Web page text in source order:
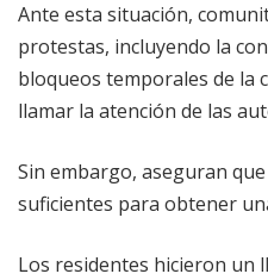
Ante esta situación,
protestas, incluyendo la
bloqueos temporales de
llamar la atención de las
Sin embargo, aseguran
suficientes para obtener
Los residentes hicieron un